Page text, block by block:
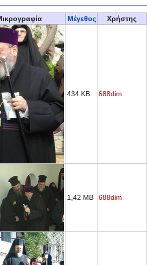
Μέγεθος Χρήστης
434 KB 688dim
1,42 MB 688dim